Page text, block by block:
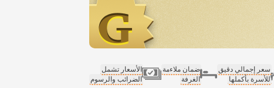
سعر إجمالي دقيق
للأسرة بأكملها
ضمان ملاءمة
الغرفة
الأسعار تشمل
الضرائب والرسوم